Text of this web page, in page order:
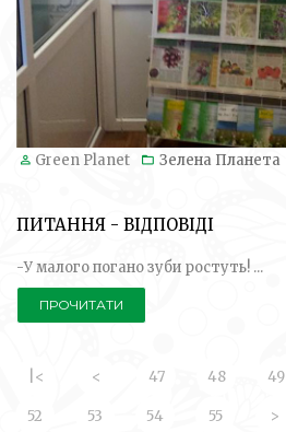
Green Planet Зелена Планета
ПИТАННЯ - ВІДПОВІДІ
-У малого погано зуби ростуть! ...
ПРОЧИТАТИ
|< < 47 48 49
52 53 54 55 >